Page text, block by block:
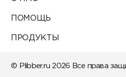
ПОМОЩЬ
ПРОДУКТЫ
© Plibber.ru 2026 Все права